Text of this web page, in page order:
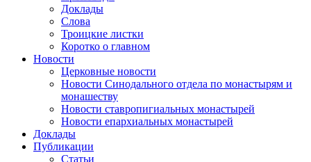
Доклады
Слова
Троицкие листки
Коротко о главном
Новости
Церковные новости
Новости Синодального отдела по монастырям и
монашеству
Новости ставропигиальных монастырей
Новости епархиальных монастырей
Доклады
Публикации
Статьи